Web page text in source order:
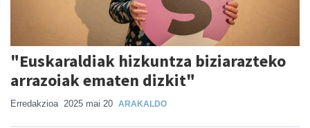
"Euskaraldiak hizkuntza biziarazteko
arrazoiak ematen dizkit"
Erredakzioa 2025 mai 20 ARAKALDO